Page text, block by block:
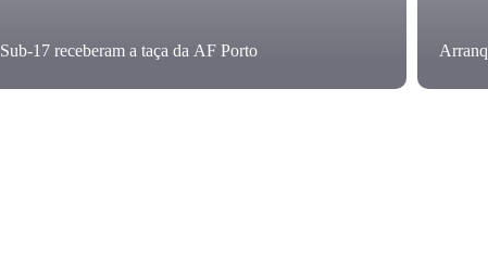
Sub-17 receberam a taça da AF Porto